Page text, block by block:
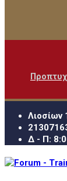
Λιοσίων
Δ - Π: